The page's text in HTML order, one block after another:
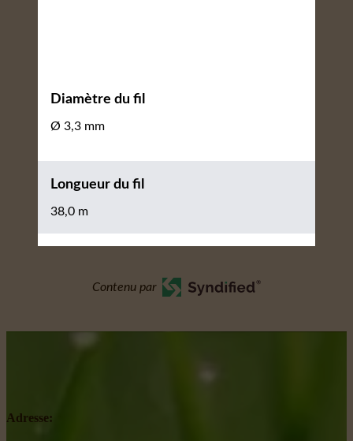
Diamètre du fil
Ø 3,3 mm
Longueur du fil
38,0 m
Contenu par
Adresse: